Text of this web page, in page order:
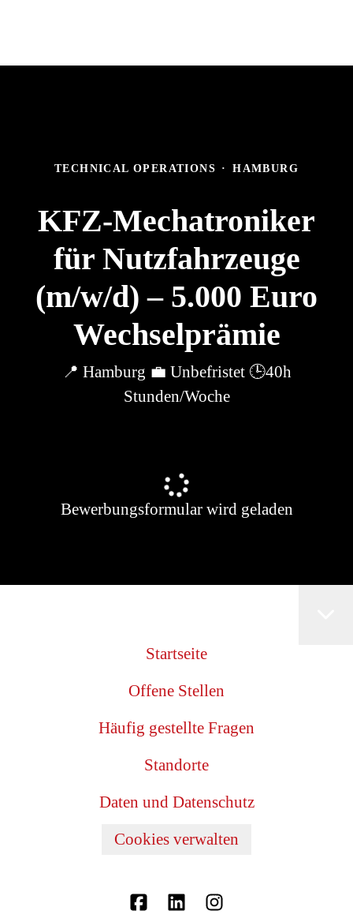
TECHNICAL OPERATIONS · HAMBURG
KFZ-Mechatroniker
für Nutzfahrzeuge
(m/w/d) – 5.000 Euro
Wechselprämie
📍 Hamburg 💼 Unbefristet 🕒40h
Stunden/Woche
Bewerbungsformular wird geladen
Startseite
Offene Stellen
Häufig gestellte Fragen
Standorte
Daten und Datenschutz
Cookies verwalten